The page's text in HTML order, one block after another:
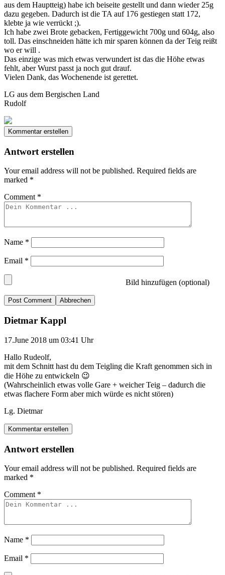
aus dem Hauptteig) habe ich beiseite gestellt und dann wieder 25g
dazu gegeben. Dadurch ist die TA auf 176 gestiegen statt 172,
klebte ja wie verrückt ;).
Ich habe zwei Brote gebacken, Fertiggewicht 700g und 604g, also
toll. Das einschneiden hätte ich mir sparen können da der Teig reißt
wo er will .
Das einzige was mich etwas verwundert ist das die Höhe etwas
fehlt, aber Wurst passt ja noch gut drauf.
Vielen Dank, das Wochenende ist gerettet.
LG aus dem Bergischen Land
Rudolf
Kommentar erstellen
Antwort erstellen
Your email address will not be published. Required fields are
marked *
Comment *
Name *
Email *
Bild hinzufügen (optional)
Abbrechen
Dietmar Kappl
17.June 2018 um 03:41 Uhr
Hallo Rudeolf,
mit dem Schnitt hast du dem Teigling die Kraft genommen sich in
die Höhe zu entwickeln 😉
(Wahrscheinlich etwas volle Gare + weicher Teig – dadurch die
etwas flachere Form aber mich würde es nicht stören)
Lg. Dietmar
Kommentar erstellen
Antwort erstellen
Your email address will not be published. Required fields are
marked *
Comment *
Name *
Email *